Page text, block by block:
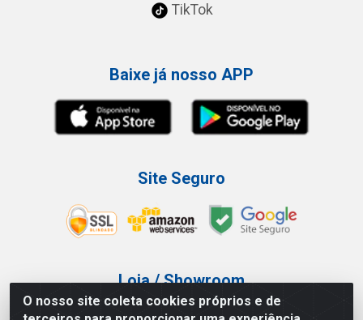
O nosso site coleta cookies próprios e de
TikTok
Baixe já nosso APP
Site Seguro
Loja / Showroom
Tel.: (11) 3227-0546